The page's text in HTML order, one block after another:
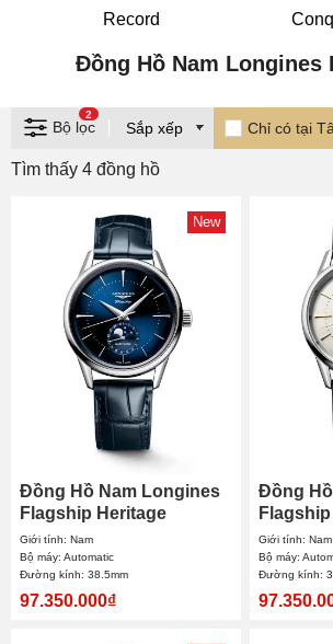
Record
Đồng Hồ Nam Longines
Bộ lọc
2
Chỉ có tại
Tìm thấy 4 đồng hồ
New
Đồng Hồ Nam Longines
Flagship Heritage
Moonphase L4.815.4.92.2
38.5mm
Giới tính: Nam
Bộ máy: Automatic
Đường kính: 38.5mm
97.350.000₫
Đồng
38.5mm
Giới tính: Nam
Bộ máy:
Đường kính: